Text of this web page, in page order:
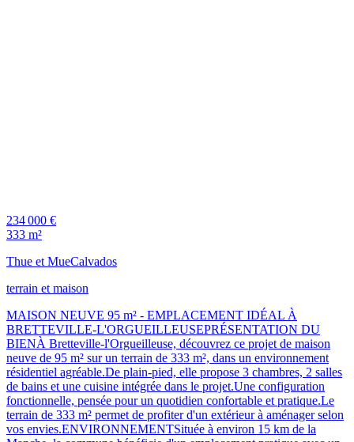
234 000 €
333 m²
Thue et MueCalvados
terrain et maison
MAISON NEUVE 95 m² - EMPLACEMENT IDÉAL À
BRETTEVILLE-L'ORGUEILLEUSEPRÉSENTATION DU
BIENÀ Bretteville-l'Orgueilleuse, découvrez ce projet de maison
neuve de 95 m² sur un terrain de 333 m², dans un environnement
résidentiel agréable.De plain-pied, elle propose 3 chambres, 2 salles
de bains et une cuisine intégrée dans le projet.Une configuration
fonctionnelle, pensée pour un quotidien confortable et pratique.Le
terrain de 333 m² permet de profiter d'un extérieur à aménager selon
vos envies.ENVIRONNEMENTSituée à environ 15 km de la